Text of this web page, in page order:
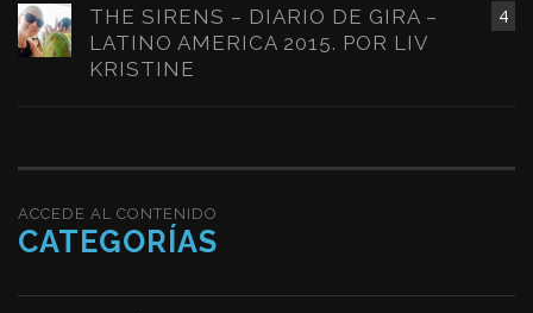
4
THE SIRENS – DIARIO DE GIRA –
LATINO AMERICA 2015. POR LIV
KRISTINE
ACCEDE AL CONTENIDO
CATEGORÍAS